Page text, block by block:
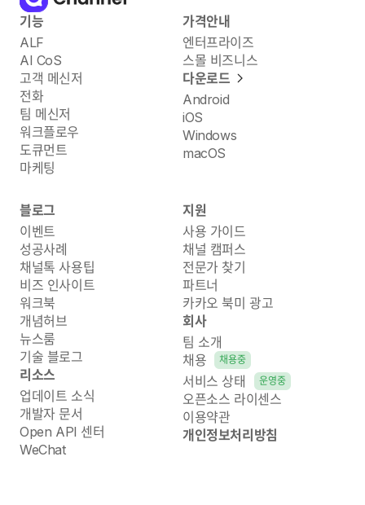
기능
ALF
AI CoS
고객 메신저
전화
팀 메신저
워크플로우
도큐먼트
마케팅
가격안내
엔터프라이즈
스몰 비즈니스
다운로드
Android
iOS
Windows
macOS
블로그
이벤트
성공사례
채널톡 사용팁
비즈 인사이트
워크북
개념허브
뉴스룸
기술 블로그
리소스
업데이트 소식
개발자 문서
Open API 센터
WeChat
지원
사용 가이드
채널 캠퍼스
전문가 찾기
파트너
카카오 북미 광고
회사
팀 소개
채용
채용중
서비스 상태 운영중
오픈소스 라이센스
이용약관
개인정보처리방침